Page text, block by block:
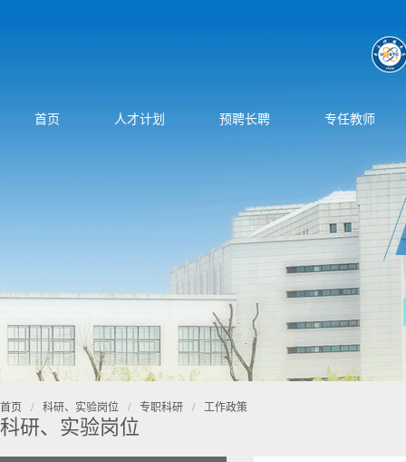
首页 人才计划 预聘长聘 专任教师
首页 / 科研、实验岗位 / 专职科研 / 工作政策
科研、实验岗位